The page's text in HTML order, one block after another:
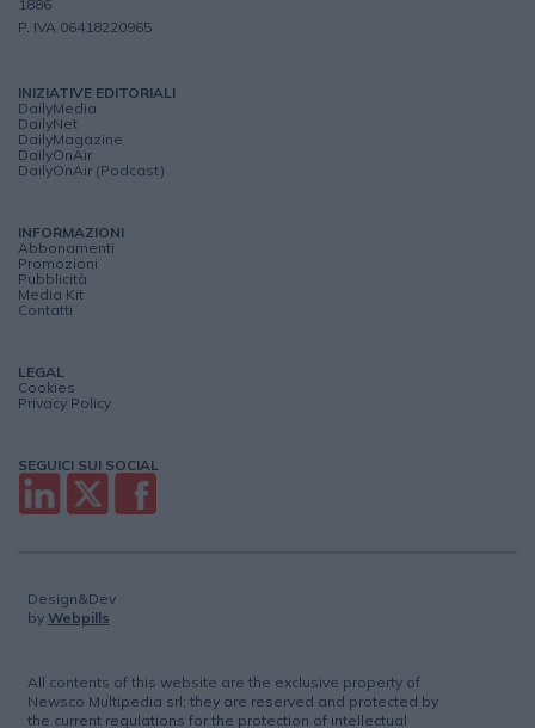
1886
P. IVA 06418220965
INIZIATIVE EDITORIALI
DailyMedia
DailyNet
DailyMagazine
DailyOnAir
DailyOnAir (Podcast)
INFORMAZIONI
Abbonamenti
Promozioni
Pubblicità
Media Kit
Contatti
LEGAL
Cookies
Privacy Policy
SEGUICI SUI SOCIAL
Design&Dev
by Webpills
All contents of this website are the exclusive property of
Newsco Multipedia srl; they are reserved and protected by
the current regulations for the protection of intellectual